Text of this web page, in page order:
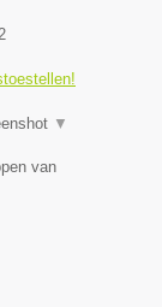
▼
van